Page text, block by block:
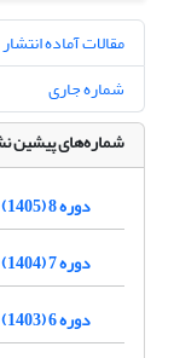
مقالات آماده انتشار
شماره جاری
شماره‌های پیشین
دوره 8 (1405)
دوره 7 (1404)
دوره 6 (1403)